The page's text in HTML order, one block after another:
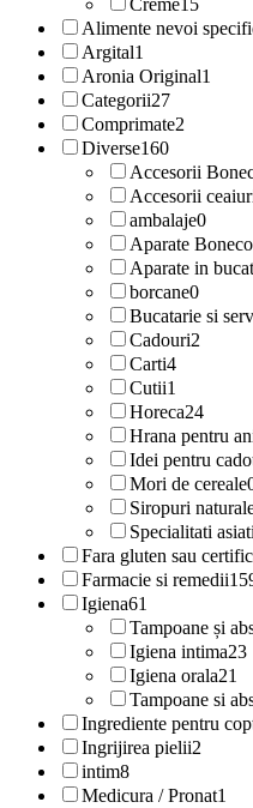
Creme15
Alimente nevoi
Argital1
Aronia Original1
Categorii27
Comprimate2
Diverse160
Accesorii
Accesorii
ambalaje0
Aparate Boneco
Aparate in
borcane0
Bucatarie si
Cadouri2
Carti4
Cutii1
Horeca24
Hrana pentru
Idei pentru
Mori de cereale
Siropuri
Specialitati
Fara gluten sau
Farmacie si remedii
Igiena61
Tampoane și
Igiena intima23
Igiena orala21
Tampoane si
Ingrediente pentru
Ingrijirea pielii2
intim8
Medicura / Pronat1